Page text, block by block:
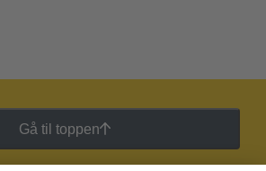
Gå til toppen